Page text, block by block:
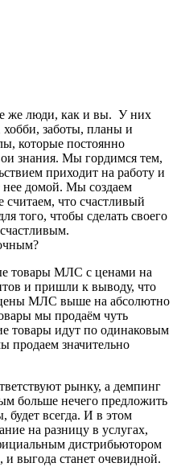
же люди, как и вы. У них
заботы, планы и
которые постоянно
знания. Мы гордимся тем,
приходит на работу и
нее домой. Мы создаем
считаем, что счастливый
того, чтобы сделать своего
товары МЛС с ценами на
и пришли к выводу, что
цены МЛС выше на абсолютно
мы продаём чуть
товары идут по одинаковым
продаем значительно
рынку, а демпинг
больше нечего предложить
будет всегда. И в этом
на разницу в услугах,
дистрибьютором
и выгода станет очевидной.